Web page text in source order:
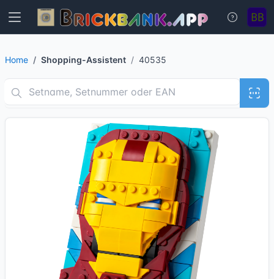
Home Shopping-Assistent 40535